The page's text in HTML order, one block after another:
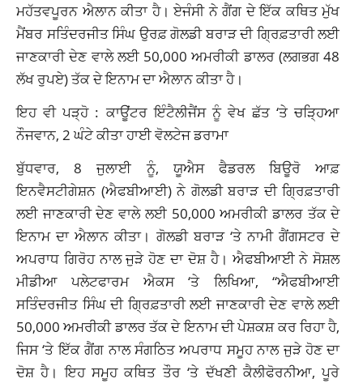
ਮਹੱਤਵਪੂਰਨ ਐਲਾਨ ਕੀਤਾ ਹੈ। ਏਜੰਸੀ ਨੇ ਗੈਂਗ ਦੇ ਇੱਕ ਕਥਿਤ ਮੁੱਖ
ਮੈਂਬਰ ਸਤਿੰਦਰਜੀਤ ਸਿੰਘ ਉਰਫ਼ ਗੋਲਡੀ ਬਰਾੜ ਦੀ ਗ੍ਰਿਫ਼ਤਾਰੀ ਲਈ
ਜਾਣਕਾਰੀ ਦੇਣ ਵਾਲੇ ਲਈ 50,000 ਅਮਰੀਕੀ ਡਾਲਰ (ਲਗਭਗ 48
ਲੱਖ ਰੁਪਏ) ਤੱਕ ਦੇ ਇਨਾਮ ਦਾ ਐਲਾਨ ਕੀਤਾ ਹੈ।
ਇਹ ਵੀ ਪੜ੍ਹੋ : ਕਾਊਂਟਰ ਇੰਟੈਲੀਜੈਂਸ ਨੂੰ ਵੇਖ ਛੱਤ ‘ਤੇ ਚੜ੍ਹਿਆ
ਨੌਜਵਾਨ, 2 ਘੰਟੇ ਕੀਤਾ ਹਾਈ ਵੋਲਟੇਜ ਡਰਾਮਾ
ਬੁੱਧਵਾਰ, 8 ਜੁਲਾਈ ਨੂੰ, ਯੂਐਸ ਫੈਡਰਲ ਬਿਊਰੋ ਆਫ਼
ਇਨਵੈਸਟੀਗੇਸ਼ਨ (ਐਫਬੀਆਈ) ਨੇ ਗੋਲਡੀ ਬਰਾੜ ਦੀ ਗ੍ਰਿਫ਼ਤਾਰੀ
ਲਈ ਜਾਣਕਾਰੀ ਦੇਣ ਵਾਲੇ ਲਈ 50,000 ਅਮਰੀਕੀ ਡਾਲਰ ਤੱਕ ਦੇ
ਇਨਾਮ ਦਾ ਐਲਾਨ ਕੀਤਾ। ਗੋਲਡੀ ਬਰਾੜ ‘ਤੇ ਨਾਮੀ ਗੈਂਗਸਟਰ ਦੇ
ਅਪਰਾਧ ਗਿਰੋਹ ਨਾਲ ਜੁੜੇ ਹੋਣ ਦਾ ਦੋਸ਼ ਹੈ। ਐਫਬੀਆਈ ਨੇ ਸੋਸ਼ਲ
ਮੀਡੀਆ ਪਲੇਟਫਾਰਮ ਐਕਸ ‘ਤੇ ਲਿਖਿਆ, “ਐਫਬੀਆਈ
ਸਤਿੰਦਰਜੀਤ ਸਿੰਘ ਦੀ ਗ੍ਰਿਫ਼ਤਾਰੀ ਲਈ ਜਾਣਕਾਰੀ ਦੇਣ ਵਾਲੇ ਲਈ
50,000 ਅਮਰੀਕੀ ਡਾਲਰ ਤੱਕ ਦੇ ਇਨਾਮ ਦੀ ਪੇਸ਼ਕਸ਼ ਕਰ ਰਿਹਾ ਹੈ,
ਜਿਸ ‘ਤੇ ਇੱਕ ਗੈਂਗ ਨਾਲ ਸੰਗਠਿਤ ਅਪਰਾਧ ਸਮੂਹ ਨਾਲ ਜੁੜੇ ਹੋਣ ਦਾ
ਦੋਸ਼ ਹੈ। ਇਹ ਸਮੂਹ ਕਥਿਤ ਤੌਰ ‘ਤੇ ਦੱਖਣੀ ਕੈਲੀਫੋਰਨੀਆ, ਪੂਰੇ